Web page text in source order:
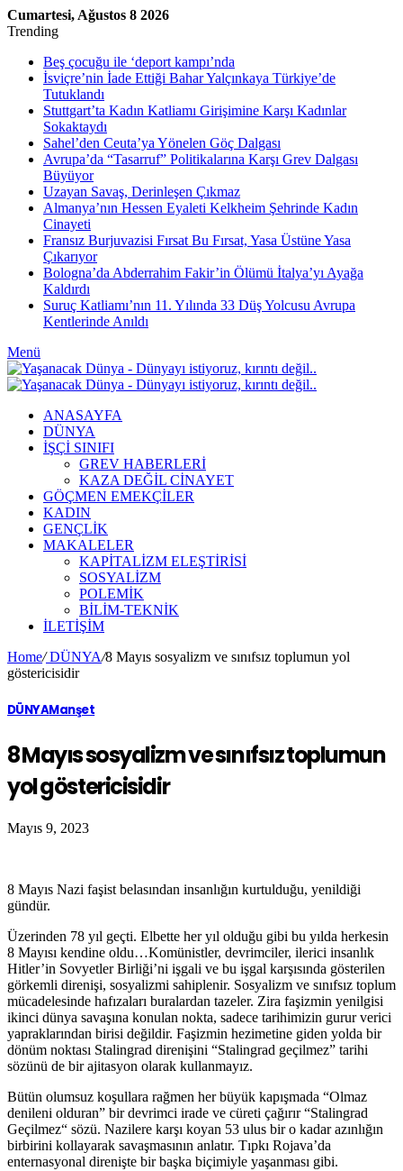
Cumartesi, Ağustos 8 2026
Trending
Beş çocuğu ile ‘deport kampı’nda
İsviçre’nin İade Ettiği Bahar Yalçınkaya Türkiye’de
Tutuklandı
Stuttgart’ta Kadın Katliamı Girişimine Karşı Kadınlar
Sokaktaydı
Sahel’den Ceuta’ya Yönelen Göç Dalgası
Avrupa’da “Tasarruf” Politikalarına Karşı Grev Dalgası
Büyüyor
Uzayan Savaş, Derinleşen Çıkmaz
Almanya’nın Hessen Eyaleti Kelkheim Şehrinde Kadın
Cinayeti
Fransız Burjuvazisi Fırsat Bu Fırsat, Yasa Üstüne Yasa
Çıkarıyor
Bologna’da Abderrahim Fakir’in Ölümü İtalya’yı Ayağa
Kaldırdı
Suruç Katliamı’nın 11. Yılında 33 Düş Yolcusu Avrupa
Kentlerinde Anıldı
Menü
ANASAYFA
DÜNYA
İŞÇİ SINIFI
GREV HABERLERİ
KAZA DEĞİL CİNAYET
GÖÇMEN EMEKÇİLER
KADIN
GENÇLİK
MAKALELER
KAPİTALİZM ELEŞTİRİSİ
SOSYALİZM
POLEMİK
BİLİM-TEKNİK
ILETIŞIM
Home/DÜNYA/8 Mayıs sosyalizm ve sınıfsız toplumun yol
göstericisidir
DÜNYAManşet
8 Mayıs sosyalizm ve sınıfsız toplumun
yol göstericisidir
Mayıs 9, 2023
8 Mayıs Nazi faşist belasından insanlığın kurtulduğu, yenildiği
gündür.
Üzerinden 78 yıl geçti. Elbette her yıl olduğu gibi bu yılda herkesin
8 Mayısı kendine oldu…Komünistler, devrimciler, ilerici insanlık
Hitler’in Sovyetler Birliği’ni işgali ve bu işgal karşısında gösterilen
görkemli direnişi, sosyalizmi sahiplenir. Sosyalizm ve sınıfsız toplum
mücadelesinde hafızaları buralardan tazeler. Zira faşizmin yenilgisi
ikinci dünya savaşına konulan nokta, sadece tarihimizin gurur verici
yapraklarından birisi değildir. Faşizmin hezimetine giden yolda bir
dönüm noktası Stalingrad direnişini “Stalingrad geçilmez” tarihi
sözünü de bir ajitasyon olarak kullanmayız.
Bütün olumsuz koşullara rağmen her büyük kapışmada “Olmaz
denileni olduran” bir devrimci irade ve cüreti çağırır “Stalingrad
Geçilmez“ sözü. Nazilere karşı koyan 53 ulus bir o kadar azınlığın
birbirini kollayarak savaşmasının anlatır. Tıpkı Rojava’da
enternasyonal direnişte bir başka biçimiyle yaşanması gibi.